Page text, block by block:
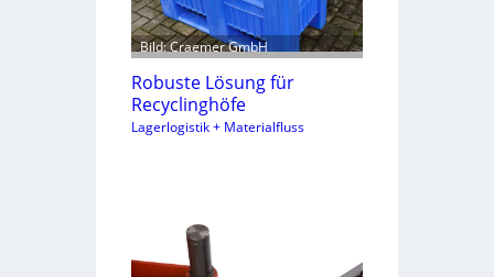
Bild: Craemer GmbH
Robuste Lösung für
Recyclinghöfe
Lagerlogistik + Materialfluss